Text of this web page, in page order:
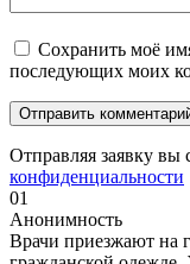
Сохранить моё
последующих моих
Отправляя заявку вы
конфиденциальности
01
Анонимность
Врачи приезжают на